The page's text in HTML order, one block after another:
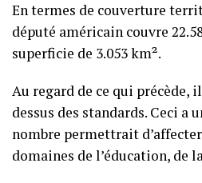
En termes de couverture
député américain couvre
superficie de 3.053 km².
Au regard de ce qui
dessus des standards. Ceci
nombre permettrait
domaines de l’éducation, de